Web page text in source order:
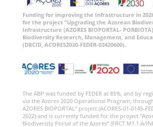
Funding for improving the Infrastructure in
for the project “Upgrading the Azorean
Infrastructure (AZORES BIOPORTAL-
Biodiversity Research, Management, and
(DRCID, ACORES2030-FEDER-03420600).
The ABP was funded by FEDER at 85%, and by
via the Azores 2020 Operational Program,
AZORES BIOPORTAL” project (ACORES-01-0145-
2022) and is currently funded for the project
Biodiversity Portal of the Azores” (FRCT M1.1.A/